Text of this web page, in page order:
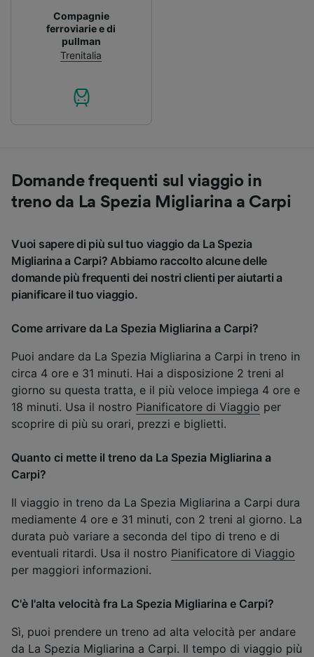
Compagnie
ferroviarie e di
pullman
Trenitalia
Domande frequenti sul viaggio in
treno da La Spezia Migliarina a Carpi
Vuoi sapere di più sul tuo viaggio da La Spezia
Migliarina a Carpi? Abbiamo raccolto alcune delle
domande più frequenti dei nostri clienti per aiutarti a
pianificare il tuo viaggio.
Come arrivare da La Spezia Migliarina a Carpi?
Puoi andare da La Spezia Migliarina a Carpi in treno in
circa 4 ore e 31 minuti. Hai a disposizione 2 treni al
giorno su questa tratta, e il più veloce impiega 4 ore e
18 minuti. Usa il nostro Pianificatore di Viaggio per
scoprire di più su orari, prezzi e biglietti.
Quanto ci mette il treno da La Spezia Migliarina a
Carpi?
Il viaggio in treno da La Spezia Migliarina a Carpi dura
mediamente 4 ore e 31 minuti, con 2 treni al giorno. La
durata può variare a seconda del tipo di treno e di
eventuali ritardi. Usa il nostro Pianificatore di Viaggio
per maggiori informazioni.
C'è l'alta velocità fra La Spezia Migliarina e Carpi?
Sì, puoi prendere un treno ad alta velocità per andare
da La Spezia Migliarina a Carpi. Il tempo di viaggio più